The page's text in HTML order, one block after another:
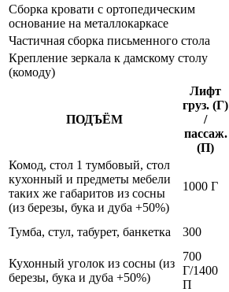
Сборка кровати с ортопедическим
основание на металлокаркасе
Частичная сборка письменного стола
Крепление зеркала к дамскому столу
(комоду)
ПОДЪЁМ
Лифт
груз. (Г)
/
пассаж.
(П)
Комод, стол 1 тумбовый, стол
кухонный и предметы мебели
таких же габаритов из сосны
(из березы, бука и дуба +50%)
1000 Г
Тумба, стул, табурет, банкетка 300
Кухонный уголок из сосны (из
березы, бука и дуба +50%)
700
Г/1400
П